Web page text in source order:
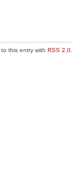
this entry with RSS 2.0